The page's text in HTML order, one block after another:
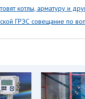
котлы, арматуру и
ГРЭС совещание по